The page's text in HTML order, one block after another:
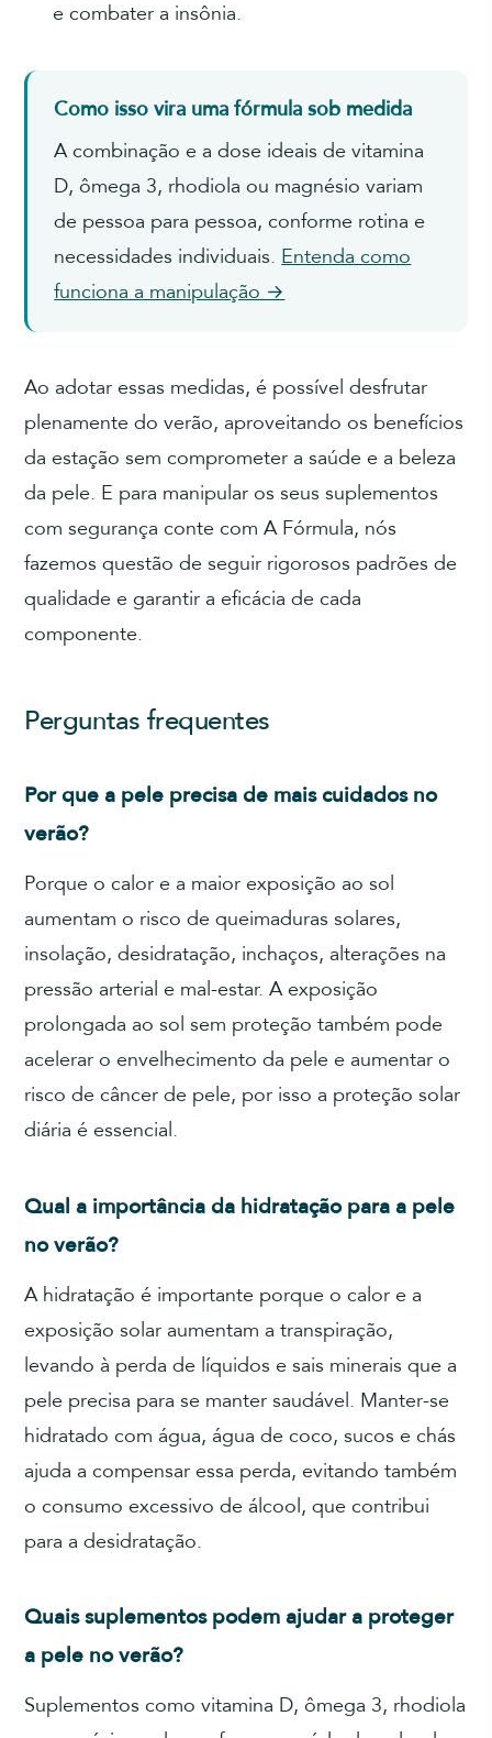
e combater a insônia.
Como isso vira uma fórmula sob medida
A combinação e a dose ideais de vitamina
D, ômega 3, rhodiola ou magnésio variam
de pessoa para pessoa, conforme rotina e
necessidades individuais. Entenda como
funciona a manipulação →
Ao adotar essas medidas, é possível desfrutar
plenamente do verão, aproveitando os benefícios
da estação sem comprometer a saúde e a beleza
da pele. E para manipular os seus suplementos
com segurança conte com A Fórmula, nós
fazemos questão de seguir rigorosos padrões de
qualidade e garantir a eficácia de cada
componente.
Perguntas frequentes
Por que a pele precisa de mais cuidados no
verão?
Porque o calor e a maior exposição ao sol
aumentam o risco de queimaduras solares,
insolação, desidratação, inchaços, alterações na
pressão arterial e mal-estar. A exposição
prolongada ao sol sem proteção também pode
acelerar o envelhecimento da pele e aumentar o
risco de câncer de pele, por isso a proteção solar
diária é essencial.
Qual a importância da hidratação para a pele
no verão?
A hidratação é importante porque o calor e a
exposição solar aumentam a transpiração,
levando à perda de líquidos e sais minerais que a
pele precisa para se manter saudável. Manter-se
hidratado com água, água de coco, sucos e chás
ajuda a compensar essa perda, evitando também
o consumo excessivo de álcool, que contribui
para a desidratação.
Quais suplementos podem ajudar a proteger
a pele no verão?
Suplementos como vitamina D, ômega 3, rhodiola